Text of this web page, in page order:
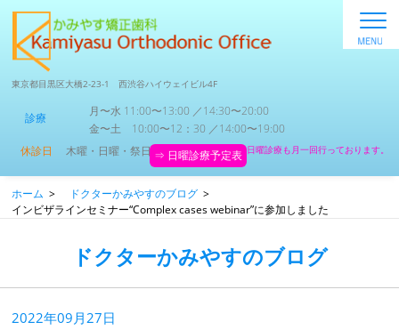
東京都目黒区大橋2-23-1 西渋谷ハイウェイビル4F
診療
月〜水 11:00〜13:00 ／14:30〜20:00
金〜土 10:00〜12：30 ／14:00〜19:00
休診日
木曜・日曜・祭日 ⇒ 日曜診療予定表 日曜診療も月一回行っております。
ホーム > ドクターかみやすのブログ >
インビザラインセミナー“Complex cases webinar”に参加しました
ドクターかみやすのブログ
2022年09月27日